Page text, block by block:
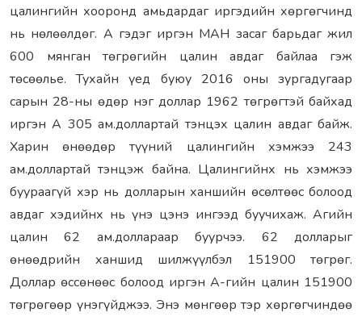
цалингийн хооронд амьдардаг иргэдийн хөргөгчинд
нь нөлөөлдөг. А гэдэг иргэн МАН засаг барьдаг жил
600 мянган төгрөгийн цалин авдаг байлаа гэж
төсөөлье. Тухайн үед буюу 2016 оны зургадугаар
сарын 28-ны өдөр нэг доллар 1962 төгрөгтэй байхад
иргэн А 305 ам.доллартай тэнцэх цалин авдаг байж.
Харин өнөөдөр түүний цалингийн хэмжээ 243
ам.доллартай тэнцэж байна. Цалингийнх нь хэмжээ
буураагүй хэр нь долларын ханшийн өсөлтөөс болоод
авдаг хэдийнх нь үнэ цэнэ ингээд буучихаж. Агийн
цалин 62 ам.доллараар буурчээ. 62 долларыг
өнөөдрийн ханшид шилжүүлбэл 151900 төгрөг.
Доллар өссөнөөс болоод иргэн А-гийн цалин 151900
төгрөгөөр үнэгүйджээ. Энэ мөнгөөр тэр хөргөгчиндөө